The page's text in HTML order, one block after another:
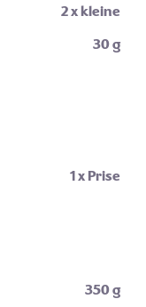
2x kleine
30g
1x Prise
350g